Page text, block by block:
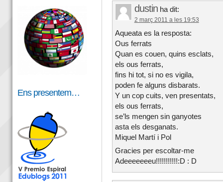
dustin ha dit:
2 març 2011 a les 19:53
Aqueata es la resposta:
Ous ferrats
Quan es couen, quins esclats,
els ous ferrats,
fins hi tot, si no es vigila,
poden fe alguns disbarats.
Y un cop cuits, ven presentats,
els ous ferrats,
se’ls mengen sin ganyotes
asta els desganats.
Miquel Martí i Pol
Gracies per escoltar-me
Adeeeeeeeu!!!!!!!!!!!:D : D
Ens presentem…